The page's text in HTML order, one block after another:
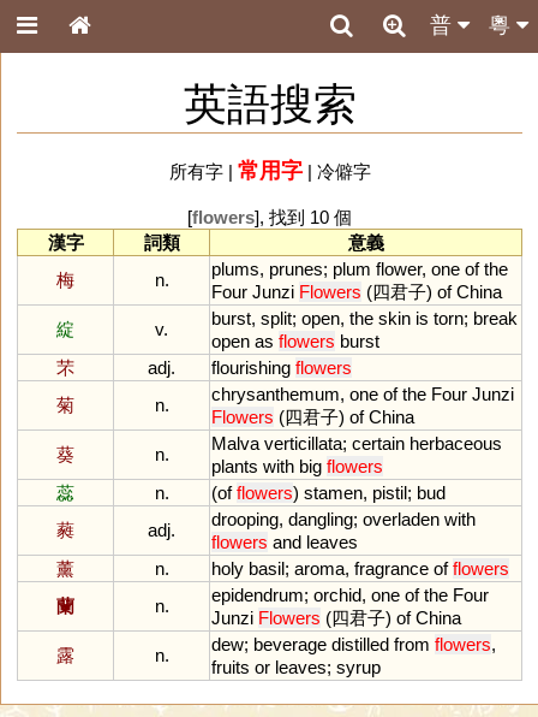
粵
普
英語搜索
所有字| 常用字| 冷僻字
[flowers], 找到 10 個
漢字
詞類
意義
梅
n.
plums, prunes; plum flower, one of the
Four Junzi Flowers (四君子) of China
綻
v.
burst, split; open, the skin is torn; break
open as flowers burst
芣
adj. flourishing flowers
菊
n.
chrysanthemum, one of the Four Junzi
Flowers (四君子) of China
葵
n.
Malva verticillata; certain herbaceous
plants with big flowers
蕊
n. (of flowers) stamen, pistil; bud
蕤
adj.
drooping, dangling; overladen with
flowers and leaves
薰
n. holy basil; aroma, fragrance of flowers
蘭
n.
epidendrum; orchid, one of the Four
Junzi Flowers (四君子) of China
露
n.
dew; beverage distilled from flowers,
fruits or leaves; syrup